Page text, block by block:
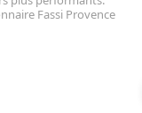
Fassi Provence